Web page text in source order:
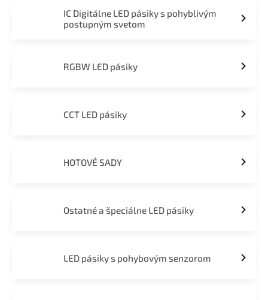
IC Digitálne LED pásiky s pohyblivým
postupným svetom
RGBW LED pásiky
CCT LED pásiky
HOTOVÉ SADY
Ostatné a špeciálne LED pásiky
LED pásiky s pohybovým senzorom